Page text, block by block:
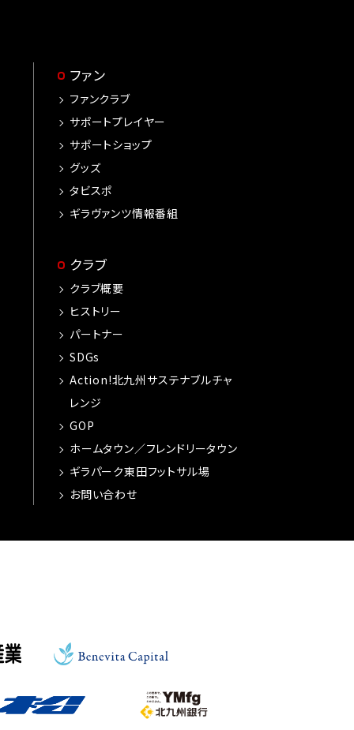
ファン
ファンクラブ
サポートプレイヤー
サポートショップ
グッズ
タビスポ
ギラヴァンツ情報番組
クラブ
クラブ概要
ヒストリー
パートナー
SDGs
Action!北九州サステナブルチャ
レンジ
GOP
ホームタウン／フレンドリータウン
ギラパーク東田フットサル場
お問い合わせ